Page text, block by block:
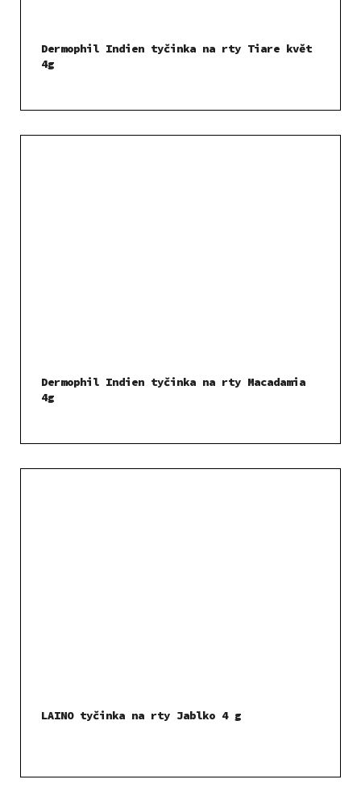
Dermophil Indien tyčinka na rty Tiare květ
4g
Dermophil Indien tyčinka na rty Macadamia
4g
LAINO tyčinka na rty Jablko 4 g